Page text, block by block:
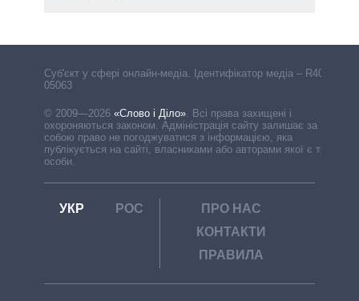
Cуб'єкт у сфері онлайн-медіа. Ідентифікатор медіа – R40-
05063
© 2009—2026 «Слово і Діло» Всі права захищені і
охороняються законом. Адміністрація сайту залишає за
собою право не погоджуватися з інформацією, яка
публікується на сайті, власниками або авторами якої є треті
особи.
УКР РОС
ПРО НАС
КОНТАКТИ
ПРАВИЛА